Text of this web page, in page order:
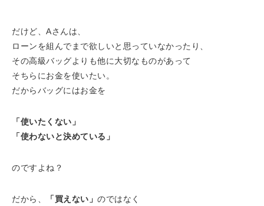
だけど、Aさんは、
ローンを組んでまで欲しいと思っていなかったり、
その高級バッグよりも他に大切なものがあって
そちらにお金を使いたい。
だからバッグにはお金を
「使いたくない」
「使わないと決めている」
のですよね？
だから、 「買えない」 のではなく